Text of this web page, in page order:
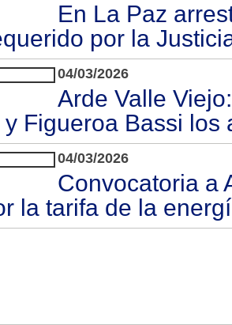
En La Paz
por la
04/03/2026
Arde Valle
Figueroa Bassi los
04/03/2026
Convocatoria a
la tarifa de la